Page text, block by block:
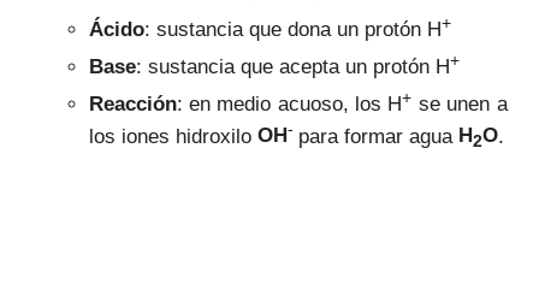
Ácido: sustancia que dona un protón H+
Base: sustancia que acepta un protón H+
Reacción: en medio acuoso, los H+ se unen a
los iones hidroxilo OH- para formar aguaH2O.